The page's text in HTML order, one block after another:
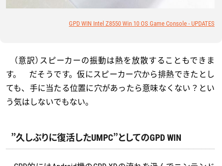
GPD WIN Intel Z8550 Win 10 OS Game Console - UPDATES
（意訳）スピーカーの振動は熱を放散することもできま
す。 だそうです。仮にスピーカー穴から排熱できたとし
ても、手に当たる位置に穴があったら意味なくない？とい
う気はしないでもない。
”久しぶりに復活したUMPC”としてのGPD WIN